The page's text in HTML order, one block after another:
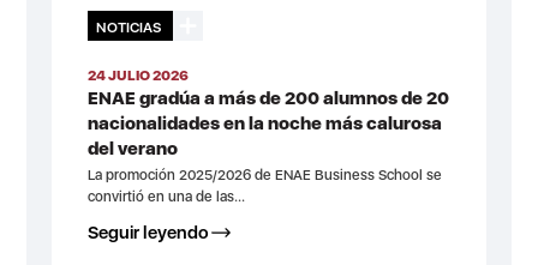
NOTICIAS
24 JULIO 2026
ENAE gradúa a más de 200 alumnos de 20
nacionalidades en la noche más calurosa
del verano
La promoción 2025/2026 de ENAE Business School se
convirtió en una de las...
Seguir leyendo